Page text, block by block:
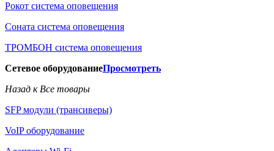
Рокот система оповещения
Соната система оповещения
ТРОМБОН система оповещения
Сетевое оборудованиеПросмотреть
Назад к Все товары
SFP модули (трансиверы)
VoIP оборудование